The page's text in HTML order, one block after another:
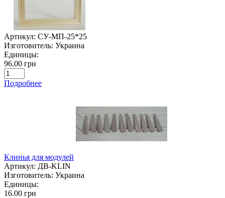
Артикул: СУ-МП-25*25
Изготовитель: Украина
Единицы:
96.00 грн
Подробнее
Клинья для модулей
Артикул: ДВ-KLIN
Изготовитель: Украина
Единицы:
16.00 грн